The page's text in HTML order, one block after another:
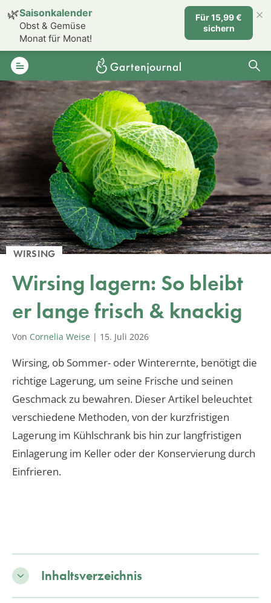
WIRSING
Wirsing lagern: So bleibt
er lange frisch & knackig
Von Cornelia Weise | 15. Juli 2026
Wirsing, ob Sommer- oder Winterernte, benötigt die
richtige Lagerung, um seine Frische und seinen
Geschmack zu bewahren. Dieser Artikel beleuchtet
verschiedene Methoden, von der kurzfristigen
Lagerung im Kühlschrank bis hin zur langfristigen
Einlagerung im Keller oder der Konservierung durch
Einfrieren.
Inhaltsverzeichnis
🌿Saisonkalender
Obst & Gemüse
Monat für Monat!
Für 15,99 €
sichern
×